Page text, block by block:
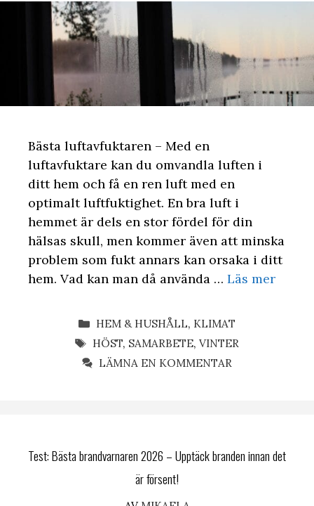
Bästa luftavfuktaren – Med en
luftavfuktare kan du omvandla luften i
ditt hem och få en ren luft med en
optimalt luftfuktighet. En bra luft i
hemmet är dels en stor fördel för din
hälsas skull, men kommer även att minska
problem som fukt annars kan orsaka i ditt
hem. Vad kan man då använda … Läs mer
KATEGORIER
HEM & HUSHÅLL, KLIMAT
ETIKETTER
HÖST, SAMARBETE, VINTER
LÄMNA EN KOMMENTAR
Test: Bästa brandvarnaren 2026 – Upptäck branden innan det
är försent!